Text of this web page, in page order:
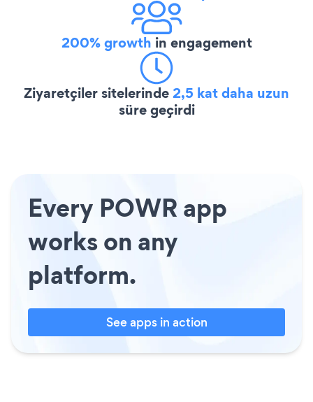
200% growth in engagement
Ziyaretçiler sitelerinde2,5 kat daha uzun
süre geçirdi
Every POWR app
works on any
platform.
See apps in action